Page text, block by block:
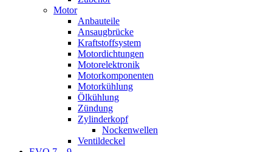
Motor
Anbauteile
Ansaugbrücke
Kraftstoffsystem
Motordichtungen
Motorelektronik
Motorkomponenten
Motorkühlung
Ölkühlung
Zündung
Zylinderkopf
Nockenwellen
Ventildeckel